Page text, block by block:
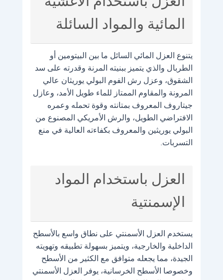
العزل باستخدام الأغشية
المائية والمواد السائلة
يتنوع العزل المائي السائل ما بين البيتومين أو
الطربال والذي يتميز ببنيته المرنة وقدرته على سد
الشقوق، وعزل رش الفوم البولي يوريثان عالي
المرونة والمقاوم الممتاز للماء طويل الأمد، وعازل
جيتاروف المعروف بمتانته وقوة تحمله وعمره
الافتراضي الطويل، والرش الأمريكي المصنوع من
البولي يوريثين والمعروف بكفاءته العالية في منع
التسربات.
العزل باستخدام المواد
الإسمنتية
يستخدم العزل الأسمنتي على نطاق واسع بالأسطح
الداخلية والخارجية، ويتميز بسهولة تطبيقه وتهويته
الجيدة، مما يجعله متوافق مع الكثير من الأسطح
وخصوصا الأسطح الخرسانية، يوفر العزل الأسمنتي